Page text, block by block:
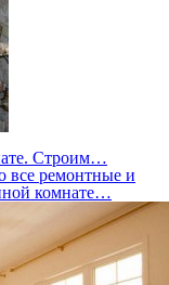
Строим…
все ремонтные и
комнате…